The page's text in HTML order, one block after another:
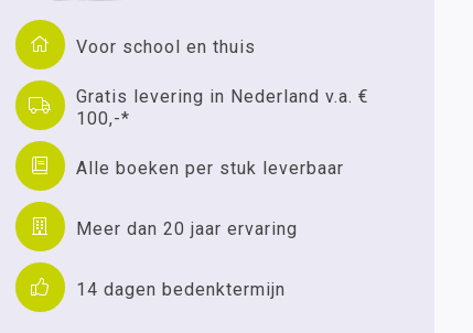
Voor school en thuis
Gratis levering in Nederland v.a. €
100,-*
Alle boeken per stuk leverbaar
Meer dan 20 jaar ervaring
14 dagen bedenktermijn